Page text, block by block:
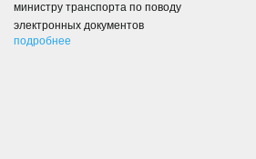
министру транспорта по поводу
электронных документов
подробнее